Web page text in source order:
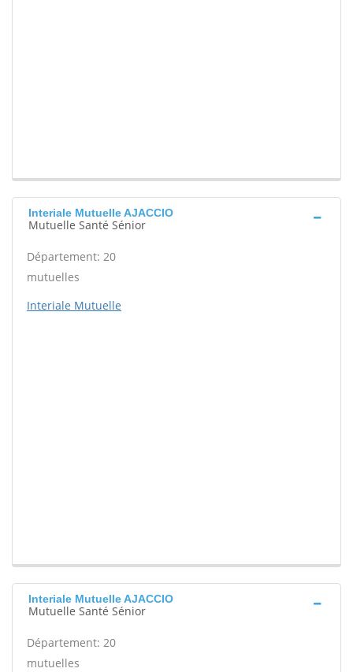
Interiale Mutuelle AJACCIO
Mutuelle Santé Sénior
Département: 20
mutuelles
Interiale Mutuelle
Interiale Mutuelle AJACCIO
Mutuelle Santé Sénior
Département: 20
mutuelles